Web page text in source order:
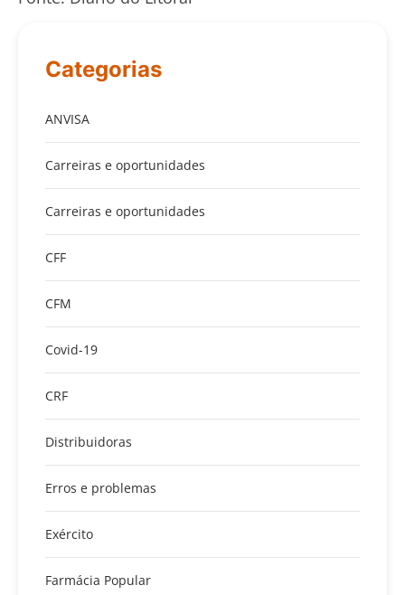
Categorias
ANVISA
Carreiras e oportunidades
Carreiras e oportunidades
CFF
CFM
Covid-19
CRF
Distribuidoras
Erros e problemas
Exército
Farmácia Popular